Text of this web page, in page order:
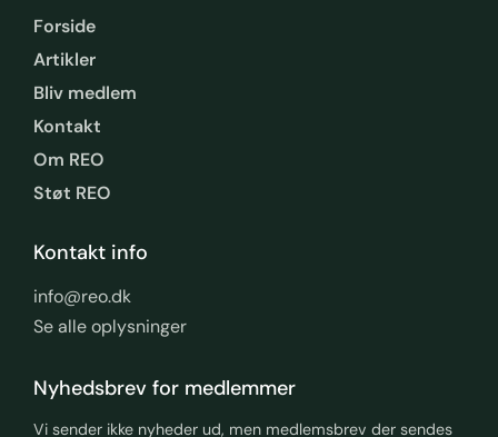
Forside
Artikler
Bliv medlem
Kontakt
Om REO
Støt REO
Kontakt info
info@reo.dk
Se alle oplysninger
Nyhedsbrev for medlemmer
Vi sender ikke nyheder ud, men medlemsbrev der sendes